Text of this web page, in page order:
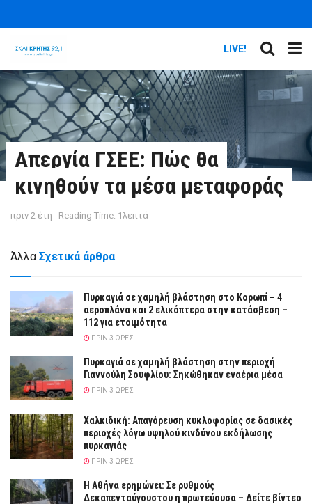
LIVE!
Απεργία ΓΣΕΕ: Πώς θα
κινηθούν τα μέσα μεταφοράς
πριν 2 έτη Reading Time: 1λεπτά
Άλλα Σχετικά άρθρα
Πυρκαγιά σε χαμηλή βλάστηση στο Κορωπί – 4
αεροπλάνα και 2 ελικόπτερα στην κατάσβεση –
112 για ετοιμότητα
ΠΡΙΝ 3 ΏΡΕΣ
Πυρκαγιά σε χαμηλή βλάστηση στην περιοχή
Γιαννούλη Σουφλίου: Σηκώθηκαν εναέρια μέσα
ΠΡΙΝ 3 ΏΡΕΣ
Χαλκιδική: Απαγόρευση κυκλοφορίας σε δασικές
περιοχές λόγω υψηλού κινδύνου εκδήλωσης
πυρκαγιάς
ΠΡΙΝ 3 ΏΡΕΣ
Η Αθήνα ερημώνει: Σε ρυθμούς
Δεκαπενταύγουστου η πρωτεύουσα – Δείτε βίντεο